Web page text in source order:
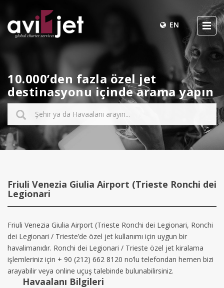
EN
10.000’den fazla özel jet
destinasyonu içinde arama yapın
Friuli Venezia Giulia Airport (Trieste Ronchi dei
Legionari
Friuli Venezia Giulia Airport (Trieste Ronchi dei Legionari, Ronchi
dei Legionari / Trieste’de özel jet kullanımı için uygun bir
havalimanıdır. Ronchi dei Legionari / Trieste özel jet kiralama
işlemleriniz için + 90 (212) 662 8120 no’lu telefondan hemen bizi
arayabilir veya online uçuş talebinde bulunabilirsiniz.
Havaalanı Bilgileri